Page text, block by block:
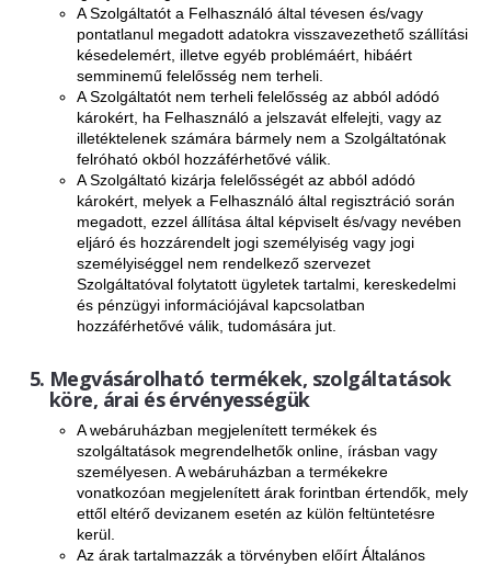
A Szolgáltatót a Felhasználó által tévesen és/vagy
pontatlanul megadott adatokra visszavezethető szállítási
késedelemért, illetve egyéb problémáért, hibáért
semminemű felelősség nem terheli.
A Szolgáltatót nem terheli felelősség az abból adódó
károkért, ha Felhasználó a jelszavát elfelejti, vagy az
illetéktelenek számára bármely nem a Szolgáltatónak
felróható okból hozzáférhetővé válik.
A Szolgáltató kizárja felelősségét az abból adódó
károkért, melyek a Felhasználó által regisztráció során
megadott, ezzel állítása által képviselt és/vagy nevében
eljáró és hozzárendelt jogi személyiség vagy jogi
személyiséggel nem rendelkező szervezet
Szolgáltatóval folytatott ügyletek tartalmi, kereskedelmi
és pénzügyi információjával kapcsolatban
hozzáférhetővé válik, tudomására jut.
Megvásárolható termékek, szolgáltatások
köre, árai és érvényességük
A webáruházban megjelenített termékek és
szolgáltatások megrendelhetők online, írásban vagy
személyesen. A webáruházban a termékekre
vonatkozóan megjelenített árak forintban értendők, mely
ettől eltérő devizanem esetén az külön feltüntetésre
kerül.
Az árak tartalmazzák a törvényben előírt Általános